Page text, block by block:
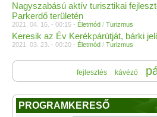
Nagyszabású aktív turisztikai
Parkerdő területén
2021. 04. 16. - 00:15 - Életmód / Turizmus
Keresik az Év Kerékpárútját, bárki
2021. 03. 23. - 00:20 - Életmód / Turizmus
fejlesztés kávézó
PROGRAMKERESŐ